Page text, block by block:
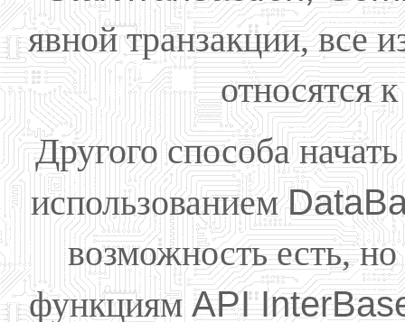
явной транзакции, все
относятся
Другого способа
использованием
возможность есть,
функциямAPI